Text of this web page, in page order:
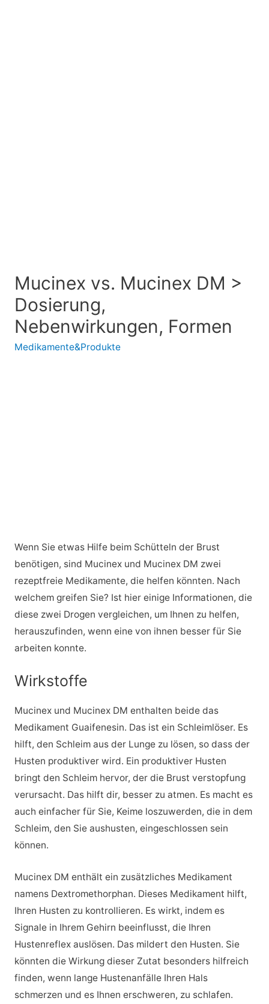
Mucinex vs. Mucinex DM >
Dosierung,
Nebenwirkungen, Formen
Medikamente&Produkte
Wenn Sie etwas Hilfe beim Schütteln der Brust
benötigen, sind Mucinex und Mucinex DM zwei
rezeptfreie Medikamente, die helfen könnten. Nach
welchem greifen Sie? Ist hier einige Informationen, die
diese zwei Drogen vergleichen, um Ihnen zu helfen,
herauszufinden, wenn eine von ihnen besser für Sie
arbeiten konnte.
Wirkstoffe
Mucinex und Mucinex DM enthalten beide das
Medikament Guaifenesin. Das ist ein Schleimlöser. Es
hilft, den Schleim aus der Lunge zu lösen, so dass der
Husten produktiver wird. Ein produktiver Husten
bringt den Schleim hervor, der die Brust verstopfung
verursacht. Das hilft dir, besser zu atmen. Es macht es
auch einfacher für Sie, Keime loszuwerden, die in dem
Schleim, den Sie aushusten, eingeschlossen sein
können.
Mucinex DM enthält ein zusätzliches Medikament
namens Dextromethorphan. Dieses Medikament hilft,
Ihren Husten zu kontrollieren. Es wirkt, indem es
Signale in Ihrem Gehirn beeinflusst, die Ihren
Hustenreflex auslösen. Das mildert den Husten. Sie
könnten die Wirkung dieser Zutat besonders hilfreich
finden, wenn lange Hustenanfälle Ihren Hals
schmerzen und es Ihnen erschweren, zu schlafen.